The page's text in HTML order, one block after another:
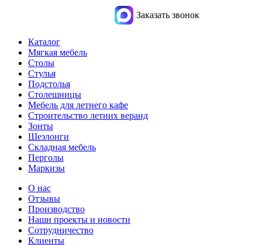
Заказать звонок
Каталог
Мягкая мебель
Столы
Стулья
Подстолья
Столешницы
Мебель для летнего кафе
Строительство летних веранд
Зонты
Шезлонги
Складная мебель
Перголы
Маркизы
О нас
Отзывы
Производство
Наши проекты и новости
Сотрудничество
Клиенты